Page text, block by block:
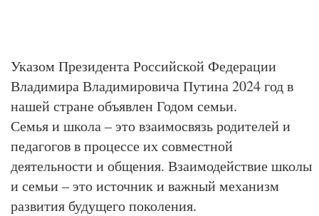
Указом Президента Российской Федерации
Владимира Владимировича Путина 2024 год в
нашей стране объявлен Годом семьи.
Семья и школа – это взаимосвязь родителей и
педагогов в процессе их совместной
деятельности и общения. Взаимодействие школы
и семьи – это источник и важный механизм
развития будущего поколения.